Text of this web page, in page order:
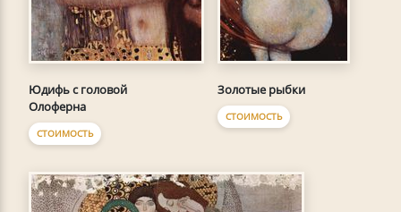
Юдифь с головой
Олоферна
СТОИМОСТЬ
Золотые рыбки
СТОИМОСТЬ